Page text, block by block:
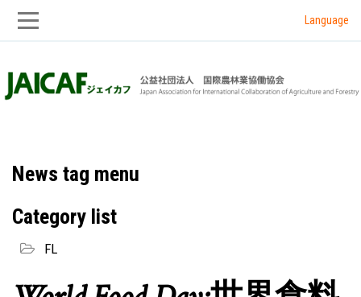
to
to
Language
News tag menu
Category list
FL